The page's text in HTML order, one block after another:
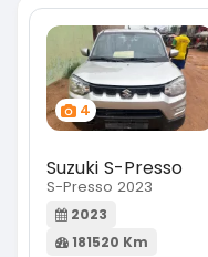
4
Suzuki S-Presso
S-Presso 2023
2023
181520 Km